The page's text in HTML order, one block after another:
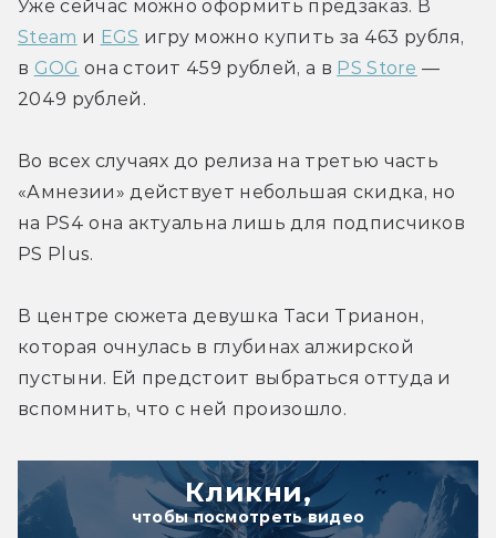
Steam и EGS игру можно купить за 463 рубля,
в GOG она стоит 459 рублей, а в PS Store —
2049 рублей.
Во всех случаях до релиза на третью часть
«Амнезии» действует небольшая скидка, но
на PS4 она актуальна лишь для подписчиков
PS Plus.
В центре сюжета девушка Таси Трианон,
которая очнулась в глубинах алжирской
пустыни. Ей предстоит выбраться оттуда и
вспомнить, что с ней произошло.
Кликни,
чтобы посмотреть видео